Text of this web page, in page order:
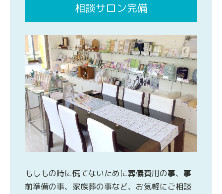
相談サロン完備
もしもの時に慌てないために葬儀費用の事、事
前準備の事、家族葬の事など、お気軽にご相談